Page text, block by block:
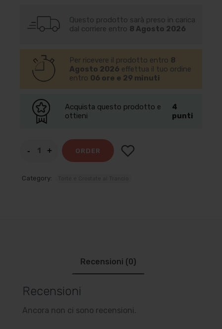
Questo prodotto sarà preso in carica
dal corriere entro 8 Agosto 2026
Per ricevere il prodotto entro 8
Agosto 2026 effettua il tuo ordine
entro 06 ore e 29 minuti
Acquista questo prodotto e
ottieni
4
punti
ORDER
Category:
Recensioni (0)
Recensioni
Ancora non ci sono recensioni.